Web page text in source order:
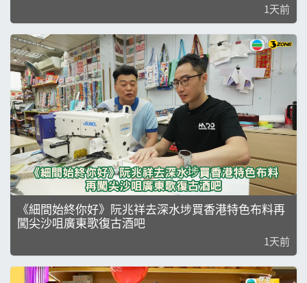
1天前
《細間始終你好》阮兆祥去深水埗買香港特色布料再
闖尖沙咀廣東歌復古酒吧
1天前